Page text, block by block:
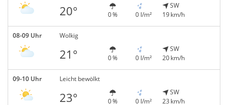
20° 0 % 0 l/m²
SW
19 km/h
08-09 Uhr Wolkig
21° 0 % 0 l/m²
SW
20 km/h
09-10 Uhr Leicht bewölkt
23° 0 % 0 l/m²
SW
23 km/h